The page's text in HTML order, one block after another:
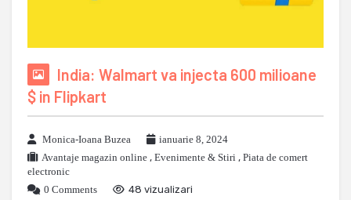
India: Walmart va injecta 600 milioane
$ in Flipkart
Monica-Ioana Buzea
ianuarie 8, 2024
Avantaje magazin online , Evenimente & Stiri , Piata de comert
electronic
0 Comments
48 vizualizari